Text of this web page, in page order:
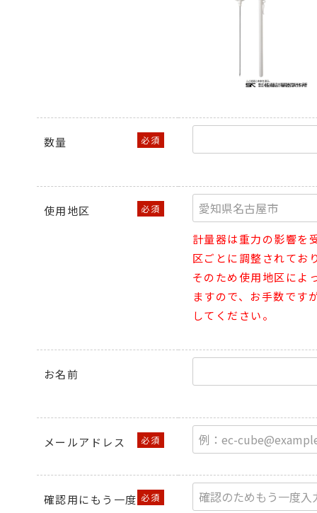
数量
使用地区
計量器は重力の影響を
区ごとに調整されてお
そのため使用地区によ
ますので、お手数です
してください。
お名前
メールアドレス
確認用にもう一度